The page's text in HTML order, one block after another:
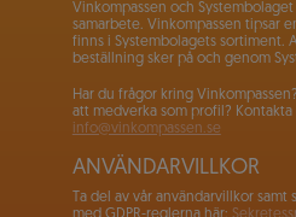
Vinkompassen och
samarbete. Vinkompassen tipsar
finns i Systembolagets sortiment.
beställning sker på och genom
Har du frågor kring
att medverka som profil? Kontakta
info@vinkompassen.se
ANVÄNDARVILLKOR
Ta del av vår användarvillkor